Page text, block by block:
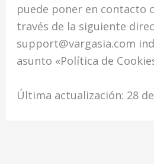
puede poner en contacto
través de la siguiente
support@vargasia.com
asunto «Política de
Última actualización: 28